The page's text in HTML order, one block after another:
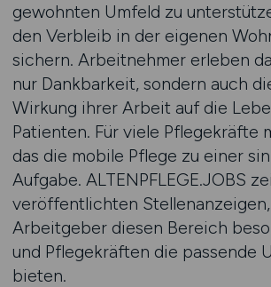
gewohnten Umfeld zu
den Verbleib in der eigenen
sichern. Arbeitnehmer erleben
nur Dankbarkeit, sondern auch
Wirkung ihrer Arbeit auf die
Patienten. Für viele Pflegekräfte
das die mobile Pflege zu einer
Aufgabe. ALTENPFLEGE.JOBS
veröffentlichten
Arbeitgeber diesen Bereich
und Pflegekräften die passende
bieten.